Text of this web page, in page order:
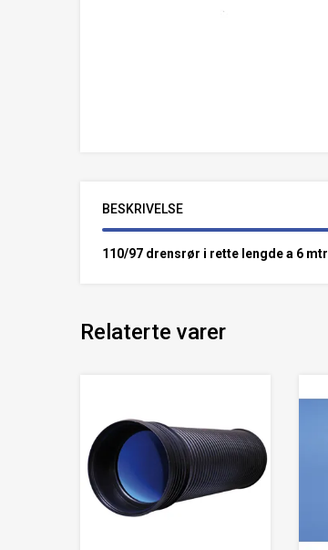
BESKRIVELSE
110/97 drensrør i rette lengde a 6 mtr
Relaterte varer